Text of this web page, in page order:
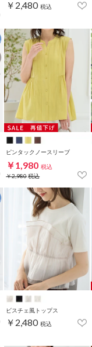
￥2,480 税込
ピンタックノースリーブ
￥1,980 税込
￥2,980税込
ビスチェ風トップス
￥2,480 税込